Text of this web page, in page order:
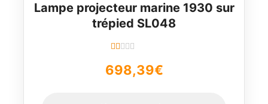
Lampe projecteur marine 1930 sur
trépied SL048
ot
698,39€